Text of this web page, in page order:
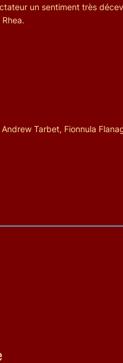
un sentiment très
Tarbet, Fionnula